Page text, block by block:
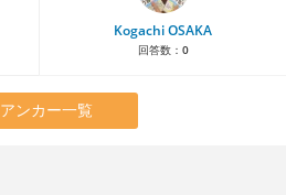
Kogachi OSAKA
回答数： 0
アンカー一覧